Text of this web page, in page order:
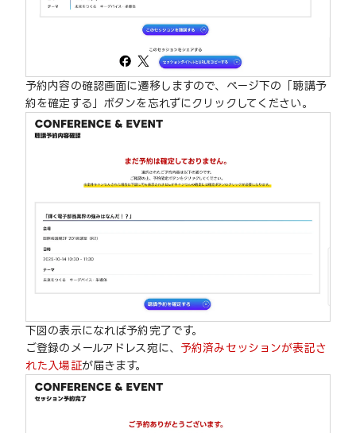
予約内容の確認画面に遷移しますので、ページ下の「聴講予
約を確定する」ボタンを忘れずにクリックしてください。
下図の表示になれば予約完了です。
ご登録のメールアドレス宛に、 予約済みセッションが表記さ
れた入場証が届きます。